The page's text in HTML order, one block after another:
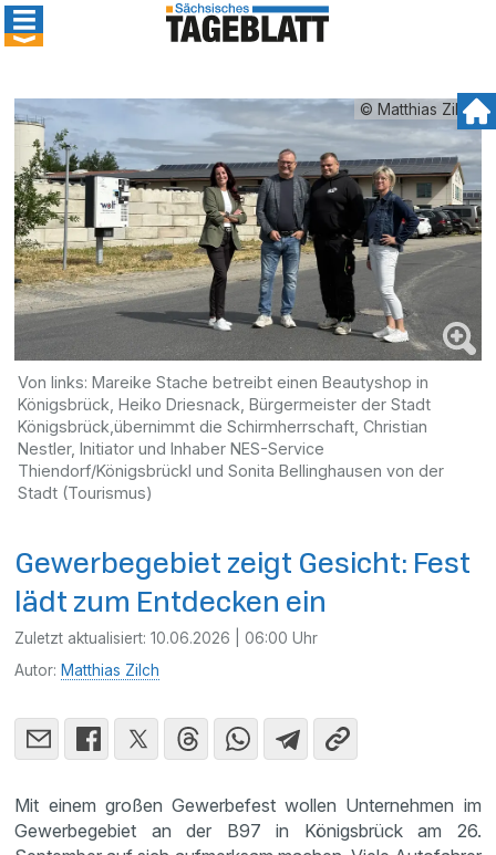
© Matthias Zilch
Von links: Mareike Stache betreibt einen Beautyshop in
Königsbrück, Heiko Driesnack, Bürgermeister der Stadt
Königsbrück,übernimmt die Schirmherrschaft, Christian
Nestler, Initiator und Inhaber NES-Service
Thiendorf/Königsbrückl und Sonita Bellinghausen von der
Stadt (Tourismus)
Gewerbegebiet zeigt Gesicht: Fest
lädt zum Entdecken ein
Zuletzt aktualisiert:10.06.2026 | 06:00 Uhr
Autor: Matthias Zilch
Mit einem großen Gewerbefest wollen Unternehmen im
Gewerbegebiet an der B97 in Königsbrück am 26.